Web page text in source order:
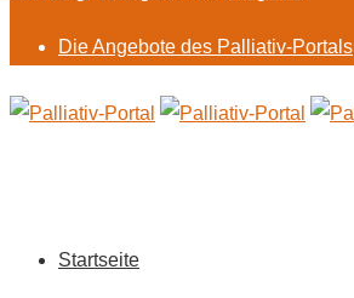
Die Angebote des Palliativ-Portals
Startseite